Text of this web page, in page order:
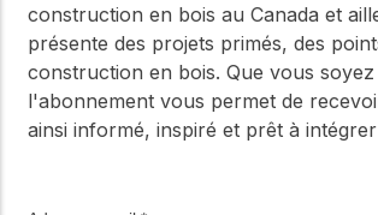
construction en bois au Canada et
présente des projets primés, des
construction en bois. Que vous
l'abonnement vous permet de
ainsi informé, inspiré et prêt à